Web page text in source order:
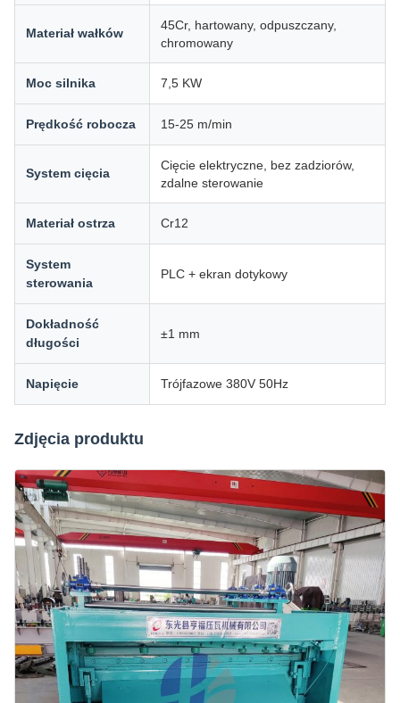
Materiał wałków
45Cr, hartowany, odpuszczany,
chromowany
Moc silnika 7,5 KW
Prędkość robocza 15-25 m/min
System cięcia
Cięcie elektryczne, bez zadziorów,
zdalne sterowanie
Materiał ostrza Cr12
System
sterowania
PLC + ekran dotykowy
Dokładność
długości
±1 mm
Napięcie Trójfazowe 380V 50Hz
Zdjęcia produktu